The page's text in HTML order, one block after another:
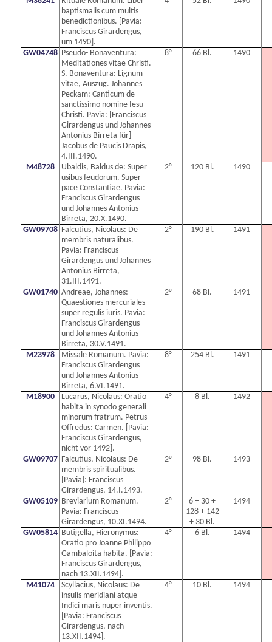
baptismalis cum multis
benedictionibus. [Pavia:
Franciscus Girardengus,
um 1490].
GW04748 Pseudo- Bonaventura:
Meditationes vitae Christi.
S. Bonaventura: Lignum
vitae, Auszug. Johannes
Peckam: Canticum de
sanctissimo nomine Iesu
Christi. Pavia: [Franciscus
Girardengus und Johannes
Antonius Birreta für]
Jacobus de Paucis Drapis,
4.III.1490.
8° 66 Bl. 1490
M48728
Ubaldis, Baldus de: Super
usibus feudorum. Super
pace Constantiae. Pavia:
Franciscus Girardengus
und Johannes Antonius
Birreta, 20.X.1490.
2° 120 Bl. 1490
GW09708 Falcutius, Nicolaus: De
membris naturalibus.
Pavia: Franciscus
Girardengus und Johannes
Antonius Birreta,
31.III.1491.
2° 190 Bl. 1491
GW01740 Andreae, Johannes:
Quaestiones mercuriales
super regulis iuris. Pavia:
Franciscus Girardengus
und Johannes Antonius
Birreta, 30.V.1491.
2° 68 Bl. 1491
M23978
Missale Romanum. Pavia:
Franciscus Girardengus
und Johannes Antonius
Birreta, 6.VI.1491.
8° 254 Bl. 1491
M18900
Lucarus, Nicolaus: Oratio
habita in synodo generali
minorum fratrum. Petrus
Offredus: Carmen. [Pavia:
Franciscus Girardengus,
nicht vor 1492].
4° 8 Bl. 1492
GW09707 Falcutius, Nicolaus: De
membris spiritualibus.
[Pavia]: Franciscus
Girardengus, 14.I.1493.
2° 98 Bl. 1493
GW05109 Breviarium Romanum.
Pavia: Franciscus
Girardengus, 10.XI.1494.
2°
6 + 30 +
128 + 142
+ 30 Bl.
1494
GW05814 Butigella, Hieronymus:
Oratio pro Joanne Philippo
Gambaloita habita. [Pavia:
Franciscus Girardengus,
nach 13.XII.1494].
4° 6 Bl. 1494
M41074
Scyllacius, Nicolaus: De
insulis meridiani atque
Indici maris nuper inventis.
[Pavia: Franciscus
Girardengus, nach
13.XII.1494].
4° 10 Bl. 1494